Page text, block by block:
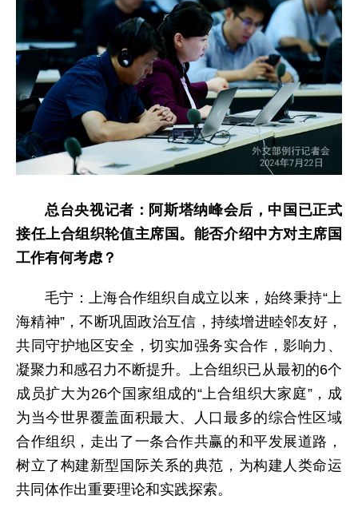
总台央视记者： 阿斯塔纳峰会后，中国已正式
接任上合组织轮值主席国。能否介绍中方对主席国
工作有何考虑？
毛宁：上海合作组织自成立以来，始终秉持“上
海精神”，不断巩固政治互信，持续增进睦邻友好，
共同守护地区安全，切实加强务实合作，影响力、
凝聚力和感召力不断提升。上合组织已从最初的6个
成员扩大为26个国家组成的“上合组织大家庭”，成
为当今世界覆盖面积最大、人口最多的综合性区域
合作组织，走出了一条合作共赢的和平发展道路，
树立了构建新型国际关系的典范，为构建人类命运
共同体作出重要理论和实践探索。